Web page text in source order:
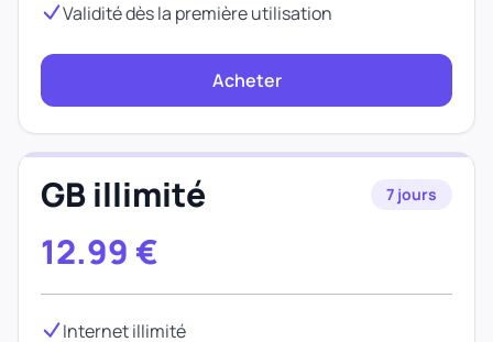
Validité dès la première utilisation
Acheter
GB illimité 7 jours
12.99 €
Internet illimité